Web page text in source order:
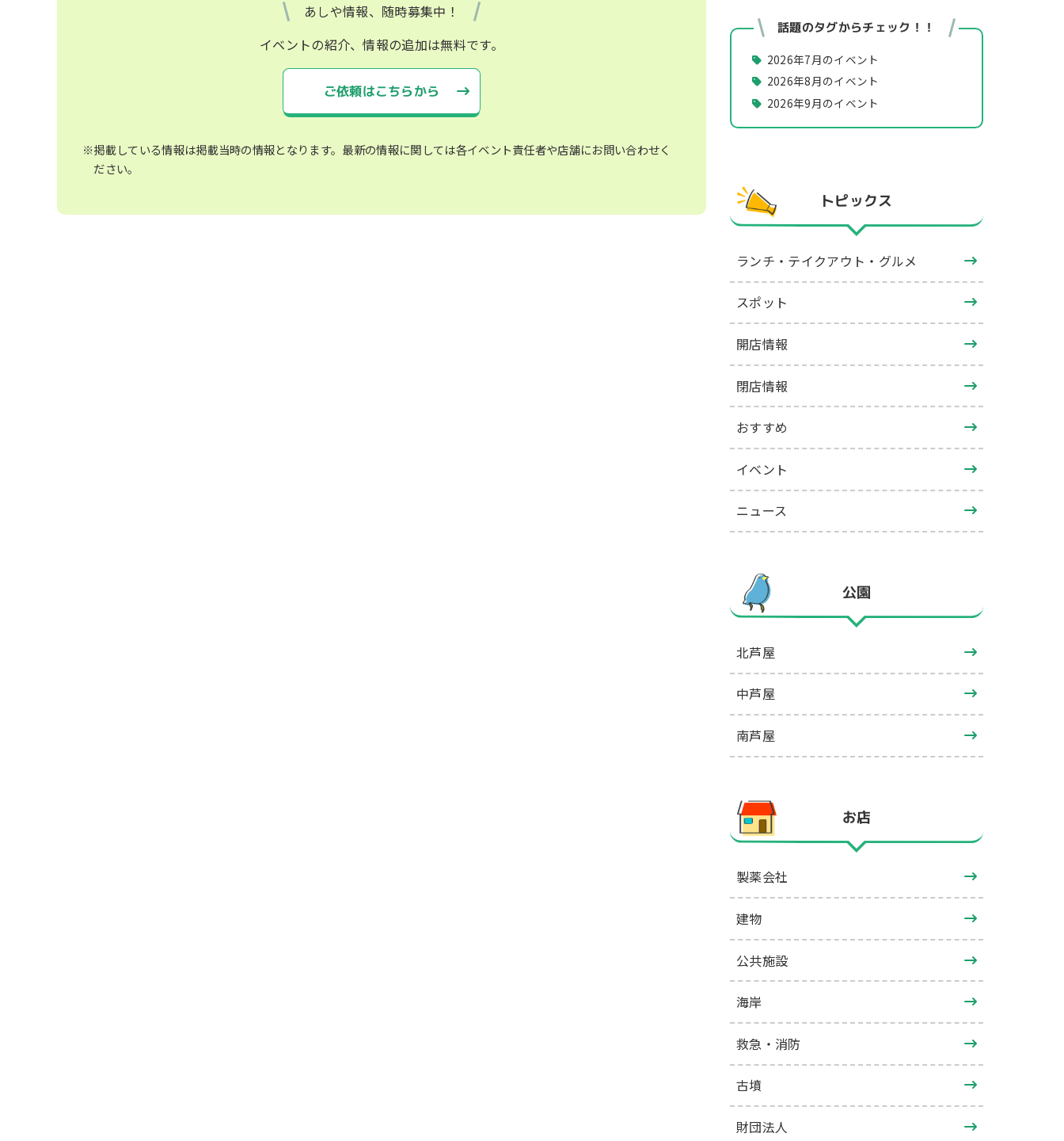
あしや情報、随時募集中！
イベントの紹介、情報の追加は無料です。
ご依頼はこちらから
※掲載している情報は掲載当時の情報となります。最新の情報に関しては各イベント責任者や店舗にお問い合わせく
ださい。
話題のタグからチェック！！
2026年7月のイベント
2026年8月のイベント
2026年9月のイベント
トピックス
ランチ・テイクアウト・グルメ
スポット
開店情報
閉店情報
おすすめ
イベント
ニュース
公園
北芦屋
中芦屋
南芦屋
お店
製薬会社
建物
公共施設
海岸
救急・消防
古墳
財団法人